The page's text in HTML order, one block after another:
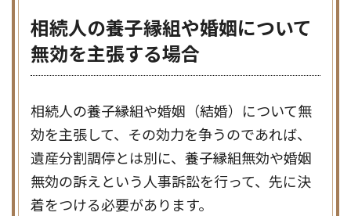
相続人の養子縁組や婚姻について
無効を主張する場合
相続人の養子縁組や婚姻（結婚）について無
効を主張して、その効力を争うのであれば、
遺産分割調停とは別に、養子縁組無効や婚姻
無効の訴えという人事訴訟を行って、先に決
着をつける必要があります。